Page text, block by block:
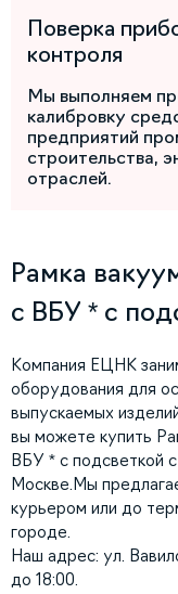
Поверка
контроля
Мы выполняем
калибровку
предприятий
строительства,
отраслей.
Рамка
с ВБУ * с
Компания ЕЦНК
оборудования для
выпускаемых
вы можете купить
ВБУ * с подсветкой
Москве.Мы
курьером или до
городе.
Наш адрес: ул.
до 18:00.